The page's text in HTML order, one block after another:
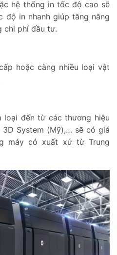
hệ thống in tốc độ cao sẽ
độ in nhanh giúp tăng năng
chi phí đầu tư.
hoặc càng nhiều loại vật
loại đến từ các thương hiệu
System (Mỹ),… sẽ có giá
máy có xuất xứ từ Trung